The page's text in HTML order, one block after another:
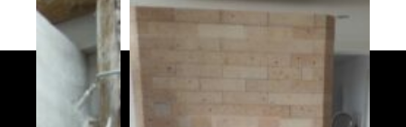
Saint-Affrique 12400
Pdm S avec porte
Rieux 56350